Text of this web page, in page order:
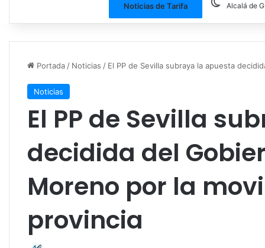
Noticias de Tarifa Alcalá de
Portada/ Noticias / El PP de Sevilla subraya la apuesta
Noticias
El PP de Sevilla
decidida del
Moreno por la
provincia